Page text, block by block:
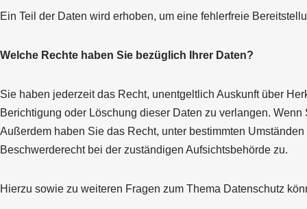
Ein Teil der Daten wird erhoben, um eine fehlerfreie
Welche Rechte haben Sie bezüglich Ihrer Daten?
Sie haben jederzeit das Recht, unentgeltlich Auskunft über
Berichtigung oder Löschung dieser Daten zu verlangen.
Außerdem haben Sie das Recht, unter bestimmten
Beschwerderecht bei der zuständigen Aufsichtsbehörde zu.
Hierzu sowie zu weiteren Fragen zum Thema Datenschutz